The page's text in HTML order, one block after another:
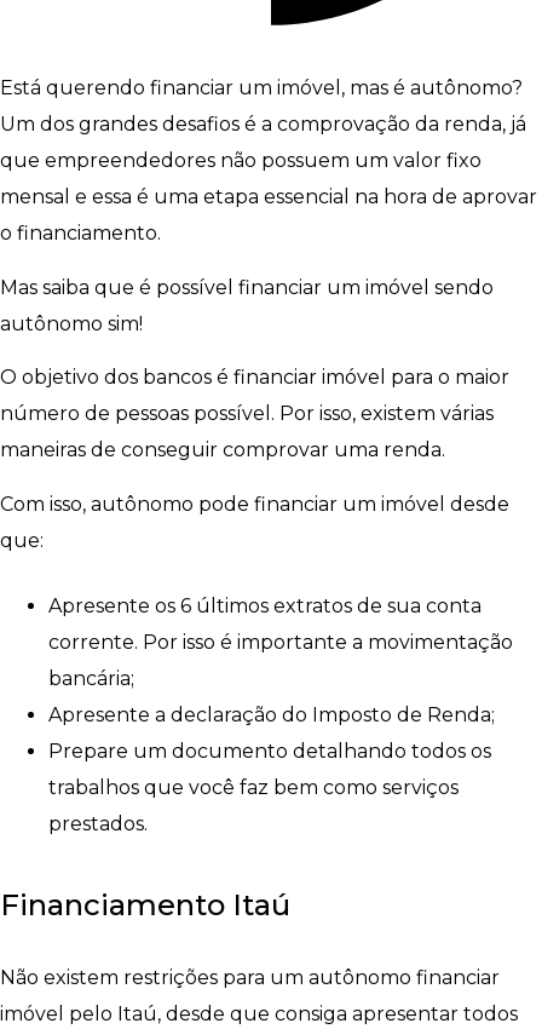
Está querendo financiar um imóvel, mas é autônomo?
Um dos grandes desafios é a comprovação da renda, já
que empreendedores não possuem um valor fixo
mensal e essa é uma etapa essencial na hora de aprovar
o financiamento.
Mas saiba que é possível financiar um imóvel sendo
autônomo sim!
O objetivo dos bancos é financiar imóvel para o maior
número de pessoas possível. Por isso, existem várias
maneiras de conseguir comprovar uma renda.
Com isso, autônomo pode financiar um imóvel desde
que:
Apresente os 6 últimos extratos de sua conta
corrente. Por isso é importante a movimentação
bancária;
Apresente a declaração do Imposto de Renda;
Prepare um documento detalhando todos os
trabalhos que você faz bem como serviços
prestados.
Financiamento Itaú
Não existem restrições para um autônomo financiar
imóvel pelo Itaú, desde que consiga apresentar todos